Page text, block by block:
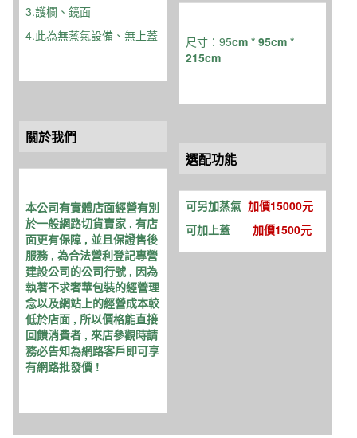
3.護欄、鏡面
4.此為無蒸氣設備、無上蓋
關於我們
本公司有實體店面經營有別
於一般網路切貨賣家 , 有店
面更有保障 , 並且保證售後
服務 , 為合法營利登記專營
建設公司的公司行號 , 因為
執著不求奢華包裝的經營理
念以及網站上的經營成本較
低於店面 , 所以價格能直接
回饋消費者 , 來店參觀時請
務必告知為網路客戶即可享
有網路批發價 !
尺寸：95cm * 95cm *
215cm
選配功能
可另加蒸氣 加價15000元
可加上蓋 加價1500元